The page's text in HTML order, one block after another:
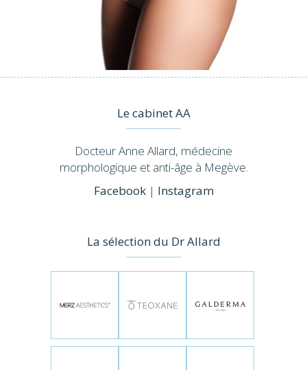
Le cabinet AA
Docteur Anne Allard, médecine
morphologique et anti-âge à Megève.
Facebook | Instagram
La sélection du Dr Allard